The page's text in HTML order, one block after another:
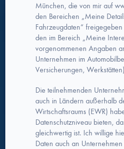
München, die von mir auf
den Bereichen „Meine
Fahrzeugdaten“
den im Bereich „Meine
vorgenommenen Angaben
Unternehmen im
Versicherungen,
Die teilnehmenden
auch in Ländern außerhalb
Wirtschaftsraums (EWR)
Datenschutzniveau bieten,
gleichwertig ist. Ich willige
Daten auch an